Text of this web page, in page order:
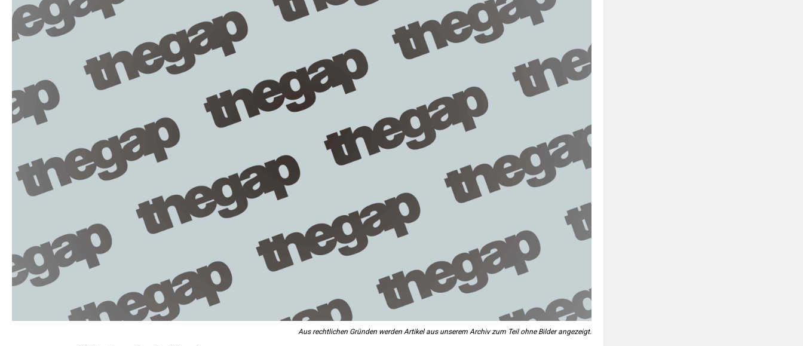
Aus rechtlichen Gründen werden Artikel aus unserem Archiv zum Teil ohne Bilder angezeigt.